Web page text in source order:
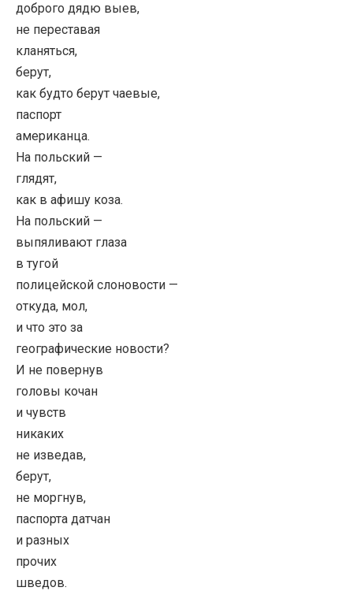
доброго дядю выев,
не переставая
кланяться,
берут,
как будто берут чаевые,
паспорт
американца.
На польский —
глядят,
как в афишу коза.
На польский —
выпяливают глаза
в тугой
полицейской слоновости —
откуда, мол,
и что это за
географические новости?
И не повернув
головы кочан
и чувств
никаких
не изведав,
берут,
не моргнув,
паспорта датчан
и разных
прочих
шведов.